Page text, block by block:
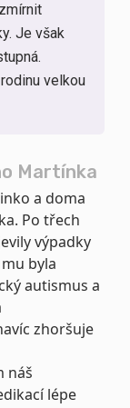
Je však
velkou
Martínka
a doma
Po třech
výpadky
byla
autismus a
zhoršuje
náš
lépe